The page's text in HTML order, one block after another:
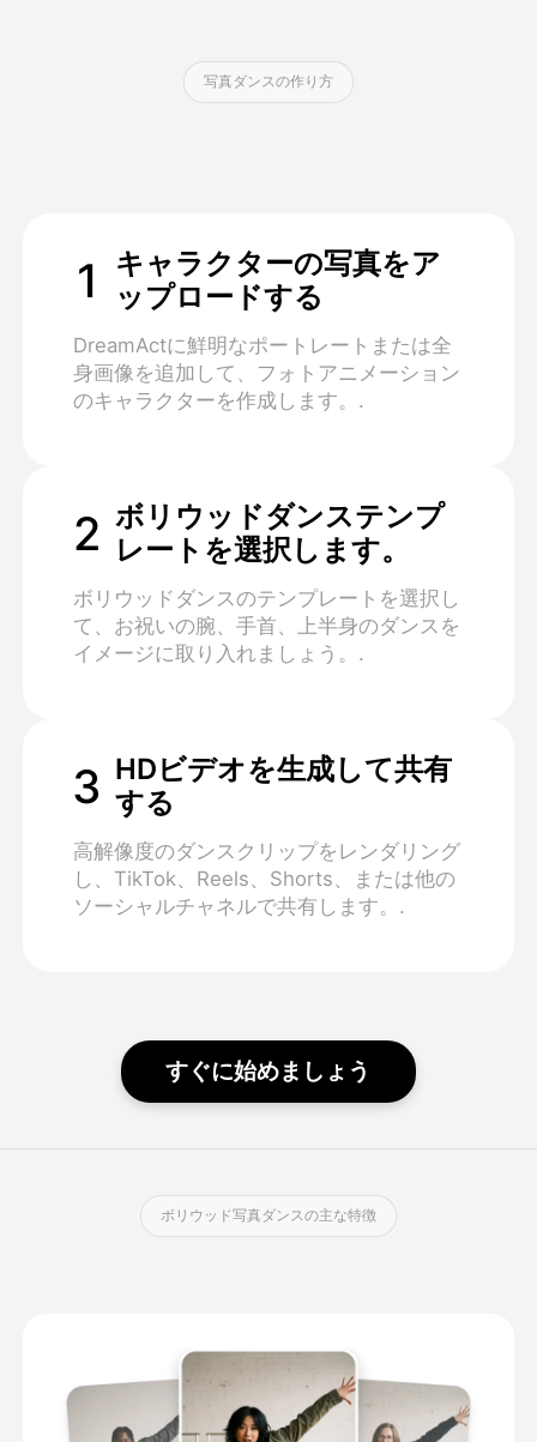
写真ダンスの作り方
1
キャラクターの写真をア
ップロードする
DreamActに鮮明なポートレートまたは全
身画像を追加して、フォトアニメーション
のキャラクターを作成します。.
2 ボリウッドダンステンプ
レートを選択します。
ボリウッドダンスのテンプレートを選択し
て、お祝いの腕、手首、上半身のダンスを
イメージに取り入れましょう。.
3 HDビデオを生成して共有
する
高解像度のダンスクリップをレンダリング
し、TikTok、Reels、Shorts、または他の
ソーシャルチャネルで共有します。.
すぐに始めましょう
ボリウッド写真ダンスの主な特徴